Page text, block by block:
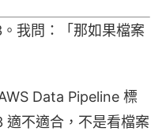
我問：「那如果檔案
Data Pipeline 標
不適合，不是看檔案